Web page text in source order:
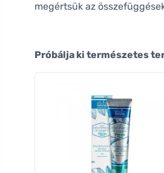
megértsük az
Próbálja ki természetes